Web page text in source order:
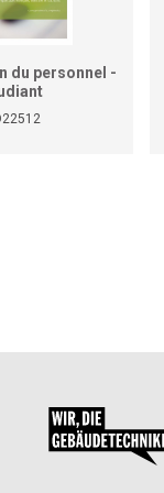
du personnel -